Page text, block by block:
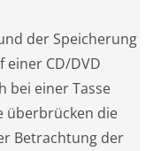
der Speicherung
einer CD/DVD
bei einer Tasse
überbrücken die
Betrachtung der